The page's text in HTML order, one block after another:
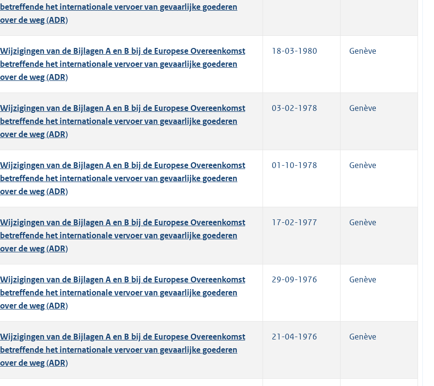
betreffende het internationale vervoer van gevaarlijke goederen
over de weg (ADR)
Wijzigingen van de Bijlagen A en B bij de Europese Overeenkomst
betreffende het internationale vervoer van gevaarlijke goederen
over de weg (ADR)
18-03-1980 Genève
Wijzigingen van de Bijlagen A en B bij de Europese Overeenkomst
betreffende het internationale vervoer van gevaarlijke goederen
over de weg (ADR)
03-02-1978 Genève
Wijzigingen van de Bijlagen A en B bij de Europese Overeenkomst
betreffende het internationale vervoer van gevaarlijke goederen
over de weg (ADR)
01-10-1978 Genève
Wijzigingen van de Bijlagen A en B bij de Europese Overeenkomst
betreffende het internationale vervoer van gevaarlijke goederen
over de weg (ADR)
17-02-1977 Genève
Wijzigingen van de Bijlagen A en B bij de Europese Overeenkomst
betreffende het internationale vervoer van gevaarlijke goederen
over de weg (ADR)
29-09-1976 Genève
Wijzigingen van de Bijlagen A en B bij de Europese Overeenkomst
betreffende het internationale vervoer van gevaarlijke goederen
over de weg (ADR)
21-04-1976 Genève